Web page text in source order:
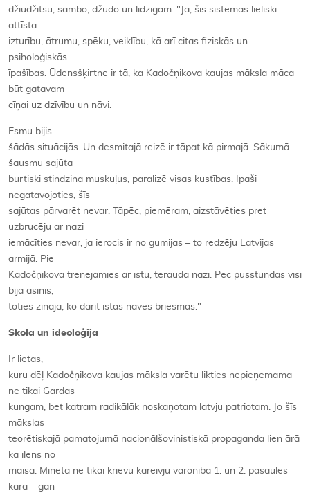
džiudžitsu, sambo, džudo un līdzīgām. "Jā, šīs sistēmas lieliski
attīsta
izturību, ātrumu, spēku, veiklību, kā arī citas fiziskās un
psiholoģiskās
īpašības. Ūdensšķirtne ir tā, ka Kadočņikova kaujas māksla māca
būt gatavam
cīņai uz dzīvību un nāvi.
Esmu bijis
šādās situācijās. Un desmitajā reizē ir tāpat kā pirmajā. Sākumā
šausmu sajūta
burtiski stindzina muskuļus, paralizē visas kustības. Īpaši
negatavojoties, šīs
sajūtas pārvarēt nevar. Tāpēc, piemēram, aizstāvēties pret
uzbrucēju ar nazi
iemācīties nevar, ja ierocis ir no gumijas – to redzēju Latvijas
armijā. Pie
Kadočņikova trenējāmies ar īstu, tērauda nazi. Pēc pusstundas visi
bija asinīs,
toties zināja, ko darīt īstās nāves briesmās."
Skola un ideoloģija
Ir lietas,
kuru dēļ Kadočņikova kaujas māksla varētu likties nepieņemama
ne tikai Gardas
kungam, bet katram radikālāk noskaņotam latvju patriotam. Jo šīs
mākslas
teorētiskajā pamatojumā nacionālšovinistiskā propaganda lien ārā
kā īlens no
maisa. Minēta ne tikai krievu kareivju varonība 1. un 2. pasaules
karā – gan